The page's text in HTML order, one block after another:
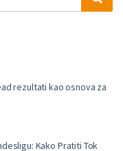
rezultati kao osnova za
Kako Pratiti Tok